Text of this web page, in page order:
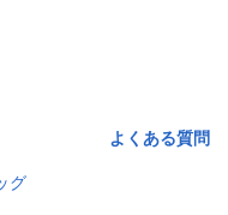
グ
よくある質問